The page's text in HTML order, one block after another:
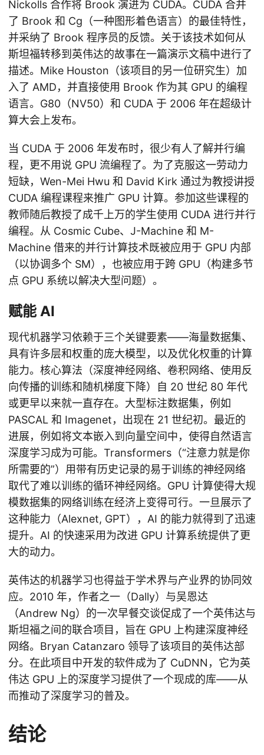
Nickolls 合作将 Brook 演进为 CUDA。CUDA 合并
了 Brook 和 Cg（一种图形着色语言）的最佳特性，
并采纳了 Brook 程序员的反馈。关于该技术如何从
斯坦福转移到英伟达的故事在一篇演示文稿中进行了
描述。Mike Houston（该项目的另一位研究生）加
入了 AMD，并直接使用 Brook 作为其 GPU 的编程
语言。G80（NV50）和 CUDA 于 2006 年在超级计
算大会上发布。
当 CUDA 于 2006 年发布时，很少有人了解并行编
程，更不用说 GPU 流编程了。为了克服这一劳动力
短缺，Wen-Mei Hwu 和 David Kirk 通过为教授讲授
CUDA 编程课程来推广 GPU 计算。参加这些课程的
教师随后教授了成千上万的学生使用 CUDA 进行并行
编程。从 Cosmic Cube、J-Machine 和 M-
Machine 借来的并行计算技术既被应用于 GPU 内部
（以协调多个 SM），也被应用于跨 GPU（构建多节
点 GPU 系统以解决大型问题）。
赋能 AI
现代机器学习依赖于三个关键要素——海量数据集、
具有许多层和权重的庞大模型，以及优化权重的计算
能力。核心算法（深度神经网络、卷积网络、使用反
向传播的训练和随机梯度下降）自 20 世纪 80 年代
或更早以来就一直存在。大型标注数据集，例如
PASCAL 和 Imagenet，出现在 21 世纪初。最近的
进展，例如将文本嵌入到向量空间中，使得自然语言
深度学习成为可能。Transformers（“注意力就是你
所需要的”）用带有历史记录的易于训练的神经网络
取代了难以训练的循环神经网络。GPU 计算使得大规
模数据集的网络训练在经济上变得可行。一旦展示了
这种能力（Alexnet, GPT），AI 的能力就得到了迅速
提升。AI 的快速采用为改进 GPU 计算系统提供了更
大的动力。
英伟达的机器学习也得益于学术界与产业界的协同效
应。2010 年，作者之一（Dally）与吴恩达
（Andrew Ng）的一次早餐交谈促成了一个英伟达与
斯坦福之间的联合项目，旨在 GPU 上构建深度神经
网络。Bryan Catanzaro 领导了该项目的英伟达部
分。在此项目中开发的软件成为了 CuDNN，它为英
伟达 GPU 上的深度学习提供了一个现成的库——从
而推动了深度学习的普及。
结论